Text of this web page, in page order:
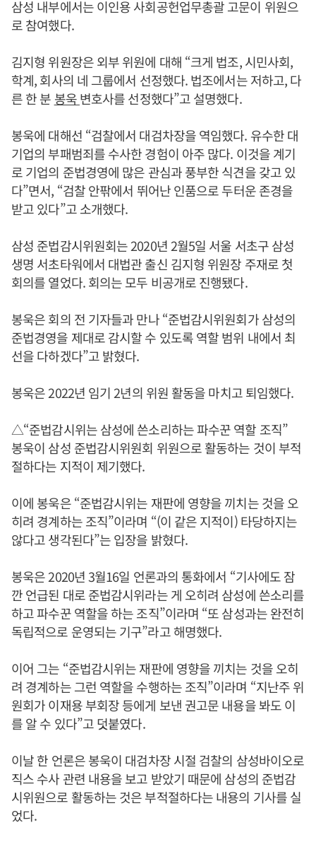
삼성 내부에서는 이인용 사회공헌업무총괄 고문이 위원으
로 참여했다.
김지형 위원장은 외부 위원에 대해 “크게 법조, 시민사회,
학계, 회사의 네 그룹에서 선정했다. 법조에서는 저하고, 다
른 한 분 봉욱변호사를 선정했다”고 설명했다.
봉욱에 대해선 “검찰에서 대검차장을 역임했다. 유수한 대
기업의 부패범죄를 수사한 경험이 아주 많다. 이것을 계기
로 기업의 준법경영에 많은 관심과 풍부한 식견을 갖고 있
다”면서, “검찰 안팎에서 뛰어난 인품으로 두터운 존경을
받고 있다”고 소개했다.
삼성 준법감시위원회는 2020년 2월5일 서울 서초구 삼성
생명 서초타워에서 대법관 출신 김지형 위원장 주재로 첫
회의를 열었다. 회의는 모두 비공개로 진행됐다.
봉욱은 회의 전 기자들과 만나 “준법감시위원회가 삼성의
준법경영을 제대로 감시할 수 있도록 역할 범위 내에서 최
선을 다하겠다”고 밝혔다.
봉욱은 2022년 임기 2년의 위원 활동을 마치고 퇴임했다.
△“준법감시위는 삼성에 쓴소리하는 파수꾼 역할 조직”
봉욱이 삼성 준법감시위원회 위원으로 활동하는 것이 부적
절하다는 지적이 제기했다.
이에 봉욱은 “준법감시위는 재판에 영향을 끼치는 것을 오
히려 경계하는 조직”이라며 “(이 같은 지적이) 타당하지는
않다고 생각된다”는 입장을 밝혔다.
봉욱은 2020년 3월16일 언론과의 통화에서 “기사에도 잠
깐 언급된 대로 준법감시위라는 게 오히려 삼성에 쓴소리를
하고 파수꾼 역할을 하는 조직”이라며 “또 삼성과는 완전히
독립적으로 운영되는 기구”라고 해명했다.
이어 그는 “준법감시위는 재판에 영향을 끼치는 것을 오히
려 경계하는 그런 역할을 수행하는 조직”이라며 “지난주 위
원회가 이재용 부회장 등에게 보낸 권고문 내용을 봐도 이
를 알 수 있다”고 덧붙였다.
이날 한 언론은 봉욱이 대검차장 시절 검찰의 삼성바이오로
직스 수사 관련 내용을 보고 받았기 때문에 삼성의 준법감
시위원으로 활동하는 것은 부적절하다는 내용의 기사를 실
었다.